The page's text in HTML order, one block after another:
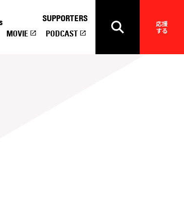
応援
する
SUPPORTERS
MOVIE PODCAST